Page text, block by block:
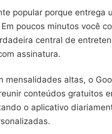
popular porque entrega
poucos minutos você
central de
assinatura.
mensalidades altas, o
conteúdos gratuitos
o aplicativo